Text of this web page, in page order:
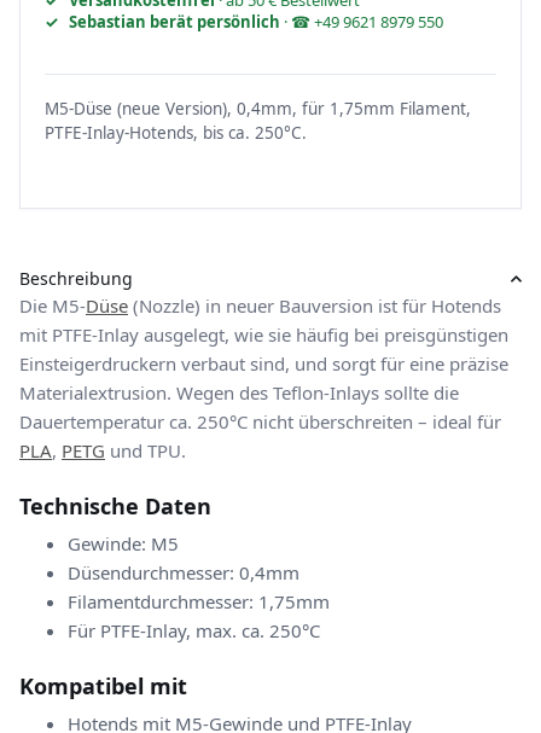
Sebastian berät persönlich · ☎ +49 9621 8979 550
M5-Düse (neue Version), 0,4mm, für 1,75mm Filament,
PTFE-Inlay-Hotends, bis ca. 250°C.
Beschreibung
Die M5-Düse (Nozzle) in neuer Bauversion ist für Hotends
mit PTFE-Inlay ausgelegt, wie sie häufig bei preisgünstigen
Einsteigerdruckern verbaut sind, und sorgt für eine präzise
Materialextrusion. Wegen des Teflon-Inlays sollte die
Dauertemperatur ca. 250°C nicht überschreiten – ideal für
PLA, PETG und TPU.
Technische Daten
Gewinde: M5
Düsendurchmesser: 0,4mm
Filamentdurchmesser: 1,75mm
Für PTFE-Inlay, max. ca. 250°C
Kompatibel mit
Hotends mit M5-Gewinde und PTFE-Inlay